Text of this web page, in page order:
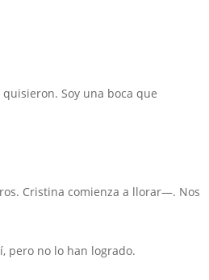
Soy una boca que
Cristina comienza a llorar—. Nos
pero no lo han logrado.